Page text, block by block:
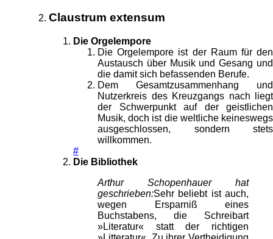
Claustrum extensum
Die Orgelempore
Die Orgelempore ist der Raum für den
Austausch über Musik und Gesang und
die damit sich befassenden Berufe.
Dem Gesamtzusammenhang und
Nutzerkreis des Kreuzgangs nach liegt
der Schwerpunkt auf der geistlichen
Musik, doch ist die weltliche keineswegs
ausgeschlossen, sondern stets
willkommen.
#
Die Bibliothek
Arthur Schopenhauer hat
geschrieben:Sehr beliebt ist auch,
wegen Ersparniß eines
Buchstabens, die Schreibart
»Literatur« statt der richtigen